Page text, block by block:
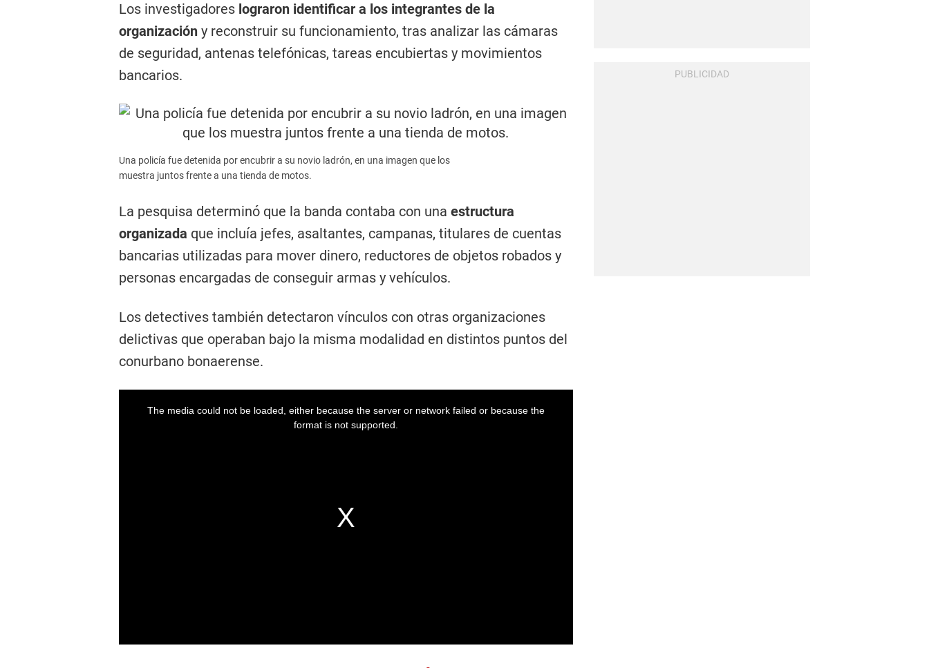
Los investigadores lograron identificar a los integrantes de la
organización y reconstruir su funcionamiento, tras analizar las cámaras
de seguridad, antenas telefónicas, tareas encubiertas y movimientos
bancarios.
Una policía fue detenida por encubrir a su novio ladrón, en una imagen que los
muestra juntos frente a una tienda de motos.
La pesquisa determinó que la banda contaba con una estructura
organizada que incluía jefes, asaltantes, campanas, titulares de cuentas
bancarias utilizadas para mover dinero, reductores de objetos robados y
personas encargadas de conseguir armas y vehículos.
Los detectives también detectaron vínculos con otras organizaciones
delictivas que operaban bajo la misma modalidad en distintos puntos del
conurbano bonaerense.